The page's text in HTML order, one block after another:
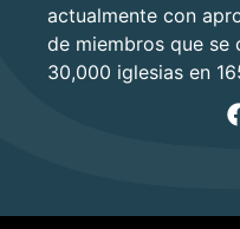
actualmente con
de miembros que se
30,000 iglesias en